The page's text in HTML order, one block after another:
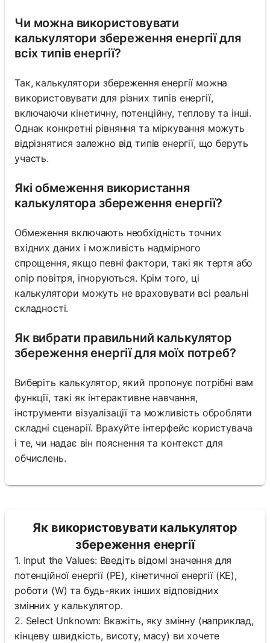
Чи можна використовувати
калькулятори збереження енергії для
всіх типів енергії?
Так, калькулятори збереження енергії можна
використовувати для різних типів енергії,
включаючи кінетичну, потенційну, теплову та інші.
Однак конкретні рівняння та міркування можуть
відрізнятися залежно від типів енергії, що беруть
участь.
Які обмеження використання
калькулятора збереження енергії?
Обмеження включають необхідність точних
вхідних даних і можливість надмірного
спрощення, якщо певні фактори, такі як тертя або
опір повітря, ігноруються. Крім того, ці
калькулятори можуть не враховувати всі реальні
складності.
Як вибрати правильний калькулятор
збереження енергії для моїх потреб?
Виберіть калькулятор, який пропонує потрібні вам
функції, такі як інтерактивне навчання,
інструменти візуалізації та можливість обробляти
складні сценарії. Врахуйте інтерфейс користувача
і те, чи надає він пояснення та контекст для
обчислень.
Як використовувати калькулятор
збереження енергії
1. Input the Values: Введіть відомі значення для
потенційної енергії (PE), кінетичної енергії (KE),
роботи (W) та будь-яких інших відповідних
змінних у калькулятор.
2. Select Unknown: Вкажіть, яку змінну (наприклад,
кінцеву швидкість, висоту, масу) ви хочете